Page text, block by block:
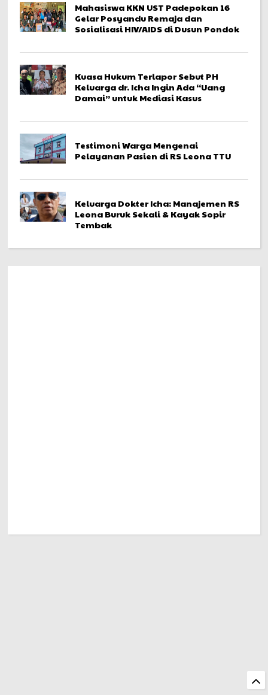
Mahasiswa KKN UST Padepokan 16
Gelar Posyandu Remaja dan
Sosialisasi HIV/AIDS di Dusun Pondok
Kuasa Hukum Terlapor Sebut PH
Keluarga dr. Icha Ingin Ada “Uang
Damai” untuk Mediasi Kasus
Testimoni Warga Mengenai
Pelayanan Pasien di RS Leona TTU
Keluarga Dokter Icha: Manajemen RS
Leona Buruk Sekali & Kayak Sopir
Tembak